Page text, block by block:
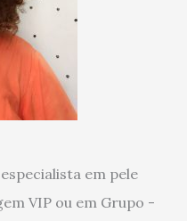
em pele
VIP ou em Grupo -